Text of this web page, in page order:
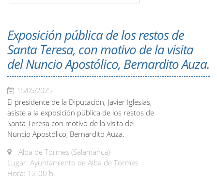
Exposición pública de los restos de
Santa Teresa, con motivo de la visita
del Nuncio Apostólico, Bernardito Auza.
15/05/2025
El presidente de la Diputación, Javier Iglesias,
asiste a la exposición pública de los restos de
Santa Teresa con motivo de la visita del
Nuncio Apostólico, Bernardito Auza.
Alba de Tormes (Salamanca)
Lugar: Ayuntamiento de Alba de Tormes
Hora: 12:00 h.